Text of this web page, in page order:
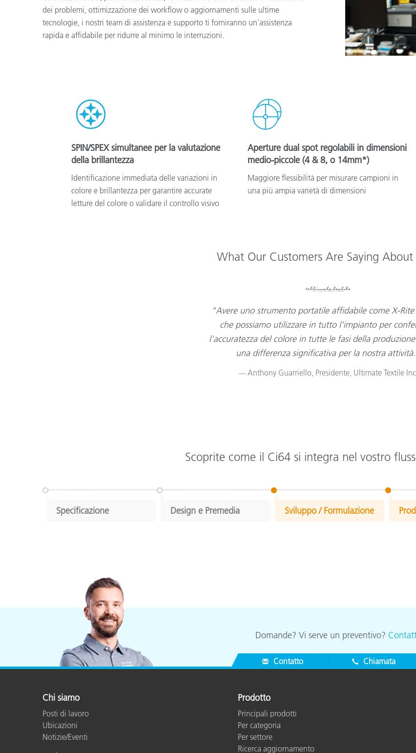
dei problemi, ottimizzazione dei workflow o aggiornamenti sulle ultime
tecnologie, i nostri team di assistenza e supporto ti forniranno un'assistenza
rapida e affidabile per ridurre al minimo le interruzioni.
SPIN/SPEX simultanee per la valutazione
della brillantezza
Identificazione immediata delle variazioni in
colore e brillantezza per garantire accurate
letture del colore o validare il controllo visivo
Aperture dual spot regolabili in dimensioni
medio-piccole (4 & 8, o 14mm*)
Maggiore flessibilità per misurare campioni in
una più ampia varietà di dimensioni
What Our Customers Are Saying
"Avere uno strumento portatile affidabile come X-
che possiamo utilizzare in tutto l'impianto per
l'accuratezza del colore in tutte le fasi della
una differenza significativa per la nostra
Anthony Guarriello, Presidente, Ultimate Textile
Scoprite come il Ci64 si integra nel vostro
Specificazione Design e Premedia Sviluppo / Formulazione
Domande? Vi serve un preventivo?
Contatto Chiamata
Chi siamo
Posti di lavoro
Ubicazioni
Notizie/Eventi
Prodotto
Principali prodotti
Per categoria
Per settore
Ricerca aggiornamento